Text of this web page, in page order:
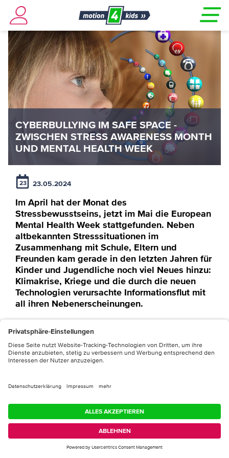
CYBERBULLYING IM SAFE SPACE -
ZWISCHEN STRESS AWARENESS MONTH
UND MENTAL HEALTH WEEK
23 23.05.2024
Im April hat der Monat des
Stressbewusstseins, jetzt im Mai die European
Mental Health Week stattgefunden. Neben
altbekannten Stresssituationen im
Zusammenhang mit Schule, Eltern und
Freunden kam gerade in den letzten Jahren für
Kinder und Jugendliche noch viel Neues hinzu:
Klimakrise, Kriege und die durch die neuen
Technologien verursachte Informationsflut mit
all ihren Nebenerscheinungen.